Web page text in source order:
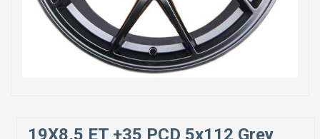
19X8,5 ET +35 PCD 5x112 Grey